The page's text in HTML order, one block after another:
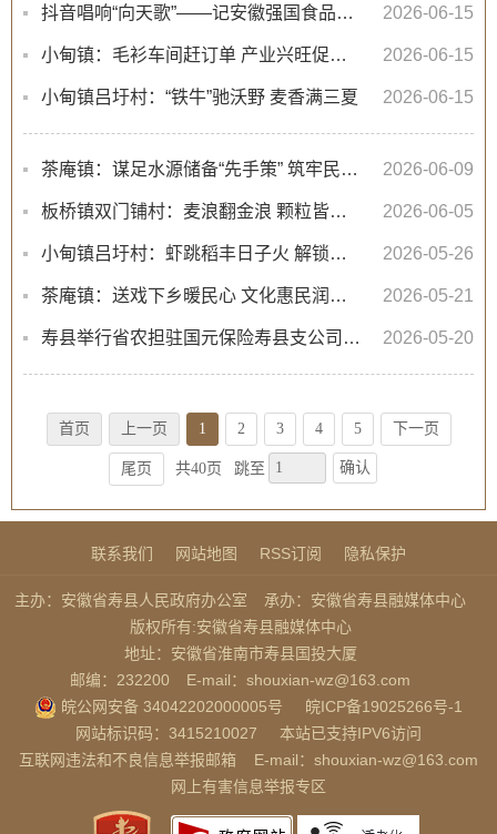
抖音唱响“向天歌”——记安徽强国食品科技有限公司董事长魏强国 2026-06-15
小甸镇：毛衫车间赶订单 产业兴旺促增收 2026-06-15
小甸镇吕圩村：“铁牛”驰沃野 麦香满三夏 2026-06-15
茶庵镇：谋足水源储备“先手策” 筑牢民生用水“基本盘” 2026-06-09
板桥镇双门铺村：麦浪翻金浪 颗粒皆归仓 2026-06-05
小甸镇吕圩村：虾跳稻丰日子火 解锁乡村振兴“致富密码” 2026-05-26
茶庵镇：送戏下乡暖民心 文化惠民润乡村 2026-05-21
寿县举行省农担驻国元保险寿县支公司办事处揭牌仪式 2026-05-20
首页 上一页 1 2 3 4 5 下一页
尾页 共40页 跳至 确认
联系我们 网站地图 RSS订阅 隐私保护
主办：安徽省寿县人民政府办公室
承办：安徽省寿县融媒体中心
版权所有:安徽省寿县融媒体中心
地址：安徽省淮南市寿县国投大厦
邮编：232200
E-mail：shouxian-wz@163.com
皖公网安备 34042202000005号
皖ICP备19025266号-1
网站标识码：3415210027
本站已支持IPV6访问
互联网违法和不良信息举报邮箱
E-mail：shouxian-wz@163.com
网上有害信息举报专区